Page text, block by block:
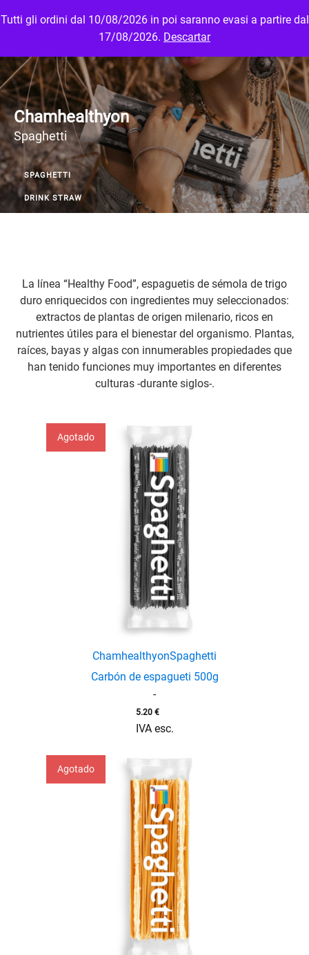
Tutti gli ordini dal 10/08/2026 in poi saranno evasi a partire dal
17/08/2026. Descartar
MENU LOGIN
Chamhealthyon
Spaghetti
SPAGHETTI
DRINK STRAW
La línea “Healthy Food”, espaguetis de sémola de trigo
duro enriquecidos con ingredientes muy seleccionados:
extractos de plantas de origen milenario, ricos en
nutrientes útiles para el bienestar del organismo. Plantas,
raíces, bayas y algas con innumerables propiedades que
han tenido funciones muy importantes en diferentes
culturas -durante siglos-.
Agotado
ChamhealthyonSpaghetti
Carbón de espagueti 500g
-
5.20 €
IVA esc.
Agotado